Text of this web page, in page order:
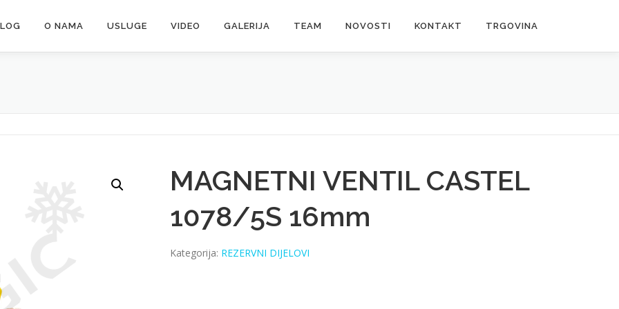
O NAMA USLUGE VIDEO GALERIJA TEAM NOVOSTI KONTAKT TRGOVINA
MAGNETNI VENTIL CASTEL
1078/5S 16mm
Kategorija: REZERVNI DIJELOVI